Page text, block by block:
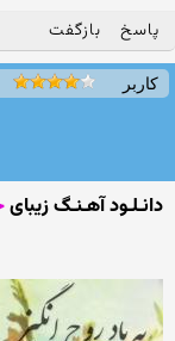
پاسخ بازگفت
کاربر
دانـلـود آهـنـگ زیبای